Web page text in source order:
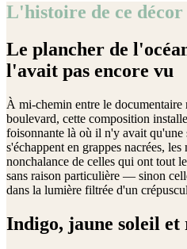
L'histoire de ce décor
Le plancher de
l'avait pas encore vu
À mi-chemin entre le documentaire
boulevard, cette composition
foisonnante là où il n'y avait qu'une
s'échappent en grappes nacrées,
nonchalance de celles qui ont tout
sans raison particulière — sinon
dans la lumière filtrée d'un
Indigo, jaune soleil et